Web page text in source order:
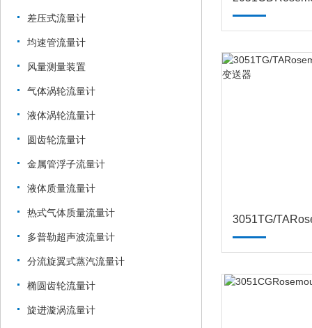
差压式流量计
均速管流量计
风量测量装置
气体涡轮流量计
液体涡轮流量计
圆齿轮流量计
金属管浮子流量计
液体质量流量计
热式气体质量流量计
多普勒超声波流量计
分流旋翼式蒸汽流量计
椭圆齿轮流量计
旋进漩涡流量计